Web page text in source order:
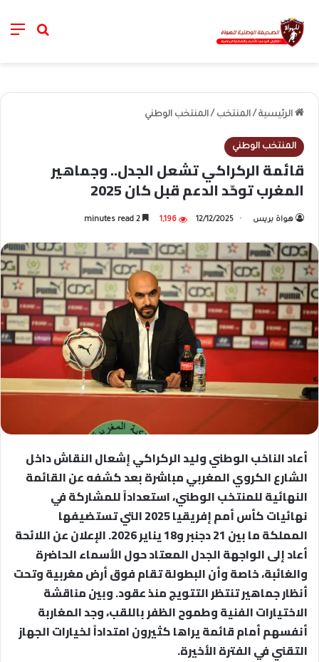
خانة
الرئيسية / المنتخب / المنتخب الوطني
المنتخب الوطني
قائمة الركراكي تشعل الجدل.. وجماهير
المغرب توحّد الدعم قبل كان 2025
هواة بريس 12/12/2025
1,196
أعاد الناخب الوطني وليد الركراكي إشعال النقاش داخل
الشارع الكروي المغربي مباشرة بعد كشفه عن القائمة
النهائية للمنتخب الوطني، استعداداً للمشاركة في
نهائيات كأس أمم إفريقيا 2025 التي تستضيفها
المملكة ما بين 21 دجنبر و18 يناير 2026. الإعلان عن اللائحة
أعاد إلى الواجهة الجدل المعتاد حول الأسماء الحاضرة
والغائبة، خاصة وأن البطولة تقام فوق أرض مغربية وتحت
أنظار جماهير تنتظر التتويج منذ عقود. وبين مناقشة
الاختيارات الفنية وطموح الظفر باللقب، وجد المغاربة
أنفسهم أمام قائمة يراها كثيرون امتداداً لخيارات الجهاز
التقني في الفترة الأخيرة.